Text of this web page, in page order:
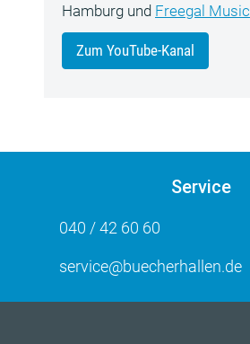
Hamburg und Freegal Music
Zum YouTube-Kanal
Service
040 / 42 60 60
service@buecherhallen.de